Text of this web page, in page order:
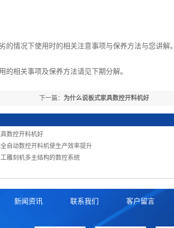
情况下使用时的相关注意事项与保养方法与您讲解。
相关事项及保养方法请见下期分解。
下一篇： 为什么说板式家具数控开料机好
数控开料机好
自动数控开料机使生产效率提升
雕刻机多主结构的数控系统
新闻资讯 联系我们 客户留言